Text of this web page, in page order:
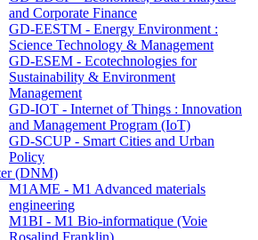
and Corporate Finance
GD-EESTM - Energy Environment :
Science Technology & Management
GD-ESEM - Ecotechnologies for
Sustainability & Environment
Management
GD-IOT - Internet of Things : Innovation
and Management Program (IoT)
GD-SCUP - Smart Cities and Urban
Policy
(DNM)
M1AME - M1 Advanced materials
engineering
M1BI - M1 Bio-informatique (Voie
Rosalind Franklin)